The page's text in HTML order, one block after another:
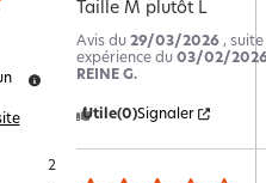
2
Taille M plutôt L
Avis du 29/03/2026 , suite
expérience du 03/02/
REINE G.
Utile(0)Signaler